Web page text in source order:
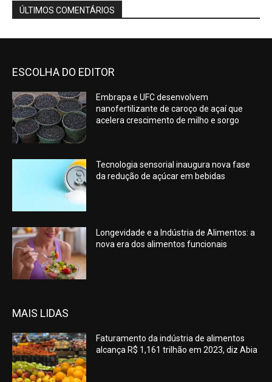
ÚLTIMOS COMENTÁRIOS
ESCOLHA DO EDITOR
Embrapa e UFC desenvolvem
nanofertilizante de caroço de açaí que
acelera crescimento de milho e sorgo
Tecnologia sensorial inaugura nova fase
da redução de açúcar em bebidas
Longevidade e a Indústria de Alimentos: a
nova era dos alimentos funcionais
MAIS LIDAS
Faturamento da indústria de alimentos
alcança R$ 1,161 trilhão em 2023, diz Abia